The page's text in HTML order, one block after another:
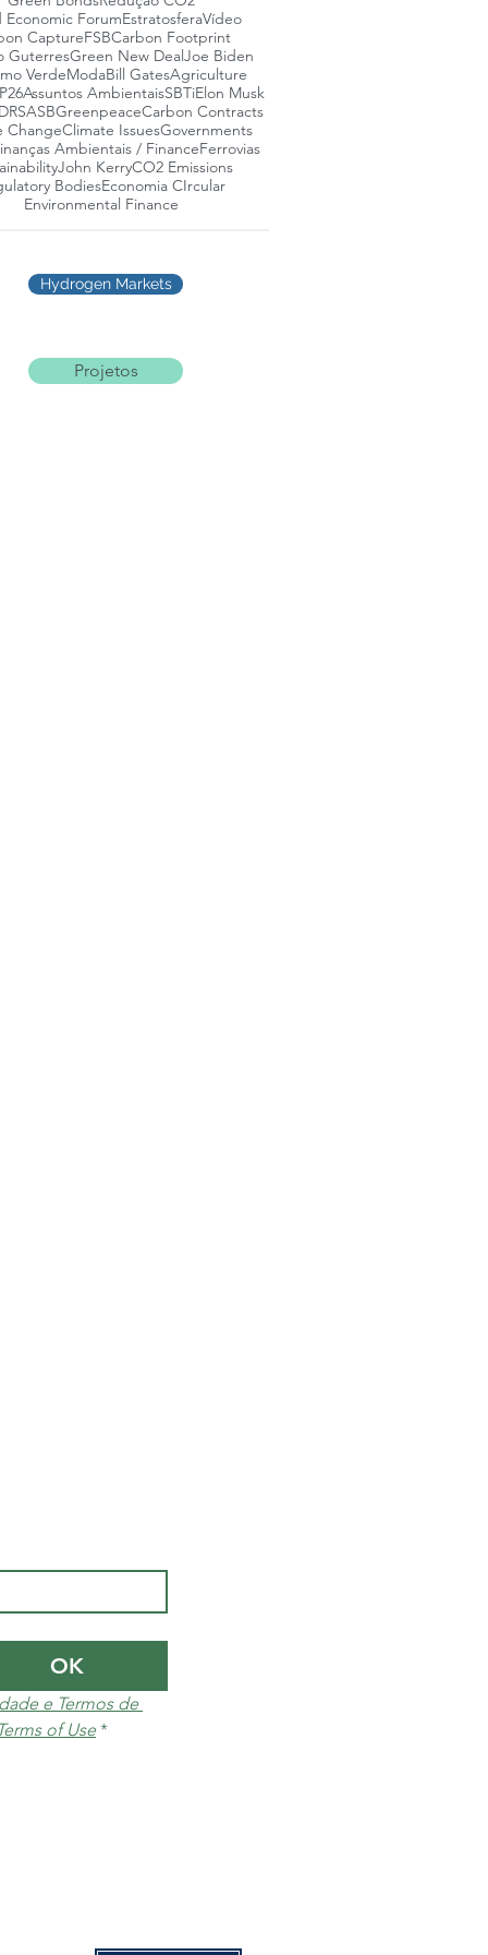
Economic ForumEstratosferaVídeo
CaptureFSBCarbon Footprint
GuterresGreen New DealJoe Biden
VerdeModaBill GatesAgriculture
Assuntos AmbientaisSBTiElon Musk
SASBGreenpeaceCarbon Contracts
ChangeClimate IssuesGovernments
Ambientais / FinanceFerrovias
John KerryCO2 Emissions
BodiesEconomia CIrcular
Environmental Finance
Hydrogen Markets
Projetos
OK
e Termos de
of Use *